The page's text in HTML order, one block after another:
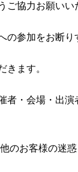
協力お願いい
参加をお断り
ます。
者・会場・出演
のお客様の迷